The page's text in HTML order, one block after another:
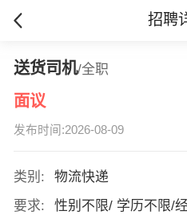
招聘
送货司机/全职
面议
发布时间:2026-08-09
类别:
物流快递
要求:
性别不限/ 学历不限/